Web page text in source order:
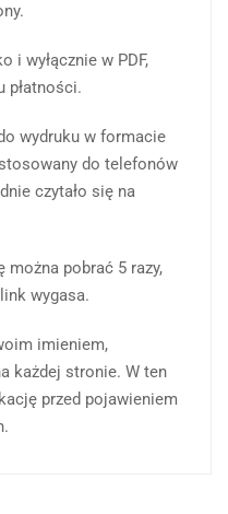
i wyłącznie w PDF,
płatności.
wydruku w formacie
do telefonów
czytało się na
można pobrać 5 razy,
wygasa.
imieniem,
każdej stronie. W ten
przed pojawieniem